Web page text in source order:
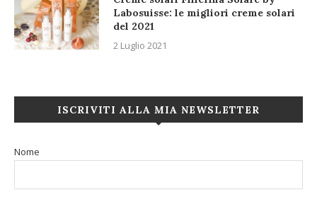
Labosuisse: le migliori creme solari
del 2021
2 Luglio 2021
ISCRIVITI ALLA MIA NEWSLETTER
Nome